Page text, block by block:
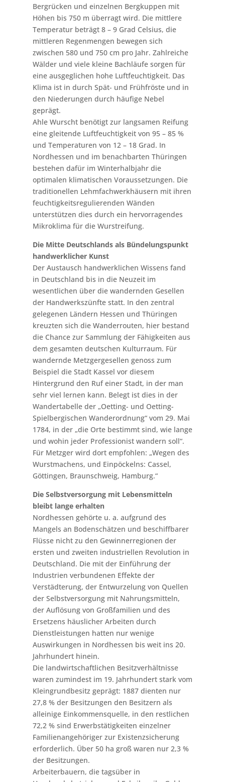
Bergrücken und einzelnen Bergkuppen mit
Höhen bis 750 m überragt wird. Die mittlere
Temperatur beträgt 8 – 9 Grad Celsius, die
mittleren Regenmengen bewegen sich
zwischen 580 und 750 cm pro Jahr. Zahlreiche
Wälder und viele kleine Bachläufe sorgen für
eine ausgeglichen hohe Luftfeuchtigkeit. Das
Klima ist in durch Spät- und Frühfröste und in
den Niederungen durch häufige Nebel
geprägt.
Ahle Wurscht benötigt zur langsamen Reifung
eine gleitende Luftfeuchtigkeit von 95 – 85 %
und Temperaturen von 12 – 18 Grad. In
Nordhessen und im benachbarten Thüringen
bestehen dafür im Winterhalbjahr die
optimalen klimatischen Voraussetzungen. Die
traditionellen Lehmfachwerkhäusern mit ihren
feuchtigkeitsregulierenden Wänden
unterstützen dies durch ein hervorragendes
Mikroklima für die Wurstreifung.
Die Mitte Deutschlands als Bündelungspunkt
handwerklicher Kunst
Der Austausch handwerklichen Wissens fand
in Deutschland bis in die Neuzeit im
wesentlichen über die wandernden Gesellen
der Handwerkszünfte statt. In den zentral
gelegenen Ländern Hessen und Thüringen
kreuzten sich die Wanderrouten, hier bestand
die Chance zur Sammlung der Fähigkeiten aus
dem gesamten deutschen Kulturraum. Für
wandernde Metzgergesellen genoss zum
Beispiel die Stadt Kassel vor diesem
Hintergrund den Ruf einer Stadt, in der man
sehr viel lernen kann. Belegt ist dies in der
Wandertabelle der „Oetting- und Oetting-
Spielbergischen Wanderordnung“ vom 29. Mai
1784, in der „die Orte bestimmt sind, wie lange
und wohin jeder Professionist wandern soll“.
Für Metzger wird dort empfohlen: „Wegen des
Wurstmachens, und Einpöckelns: Cassel,
Göttingen, Braunschweig, Hamburg.“
Die Selbstversorgung mit Lebensmitteln
bleibt lange erhalten
Nordhessen gehörte u. a. aufgrund des
Mangels an Bodenschätzen und beschiffbarer
Flüsse nicht zu den Gewinnerregionen der
ersten und zweiten industriellen Revolution in
Deutschland. Die mit der Einführung der
Industrien verbundenen Effekte der
Verstädterung, der Entwurzelung von Quellen
der Selbstversorgung mit Nahrungsmitteln,
der Auflösung von Großfamilien und des
Ersetzens häuslicher Arbeiten durch
Dienstleistungen hatten nur wenige
Auswirkungen in Nordhessen bis weit ins 20.
Jahrhundert hinein.
Die landwirtschaftlichen Besitzverhältnisse
waren zumindest im 19. Jahrhundert stark vom
Kleingrundbesitz geprägt: 1887 dienten nur
27,8 % der Besitzungen den Besitzern als
alleinige Einkommensquelle, in den restlichen
72,2 % sind Erwerbstätigkeiten einzelner
Familienangehöriger zur Existenzsicherung
erforderlich. Über 50 ha groß waren nur 2,3 %
der Besitzungen.
Arbeiterbauern, die tagsüber in